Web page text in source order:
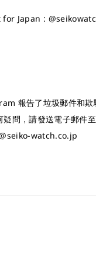
Japan :
報告了垃圾郵件和欺
問，請發送電子郵件至
watch.co.jp